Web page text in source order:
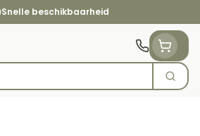
Snelle beschikbaarheid
Zoek